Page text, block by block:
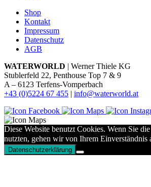
Shop
Kontakt
Impressum
Datenschutz
AGB
WATERWORLD | Werner Thiele KG
Stublerfeld 22, Penthouse Top 7 & 9
A – 6123 Terfens-Vomperbach
+43 (0)5224 67 455 | info@waterworld.at
Diese Website benutzt Cookies. Wenn Sie
nutzten, gehen wir von Ihrem Einverständnis
Datenschutzerklärung